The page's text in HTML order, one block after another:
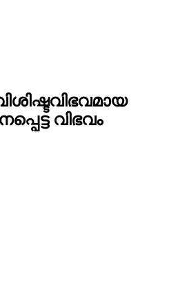
വിഭവം